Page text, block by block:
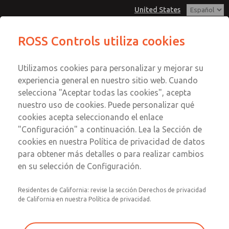
United States
Cuenta
Ver Carrito de Compra
Registrarse
Inscribirse
Serie 21
2172B3002W
Enviar esta página por correo
electrónico
Servicio al Cliente
1-800-GET-ROSS
Servicio Tecnico
1-888-TEK-ROSS
ROSS Controls utiliza cookies
Utilizamos cookies para personalizar y mejorar su
experiencia general en nuestro sitio web. Cuando
selecciona "Aceptar todas las cookies", acepta
nuestro uso de cookies. Puede personalizar qué
cookies acepta seleccionando el enlace
"Configuración" a continuación. Lea la Sección de
cookies en nuestra Política de privacidad de datos
para obtener más detalles o para realizar cambios
en su selección de Configuración.
Residentes de California: revise la sección Derechos de privacidad
de California en nuestra Política de privacidad.